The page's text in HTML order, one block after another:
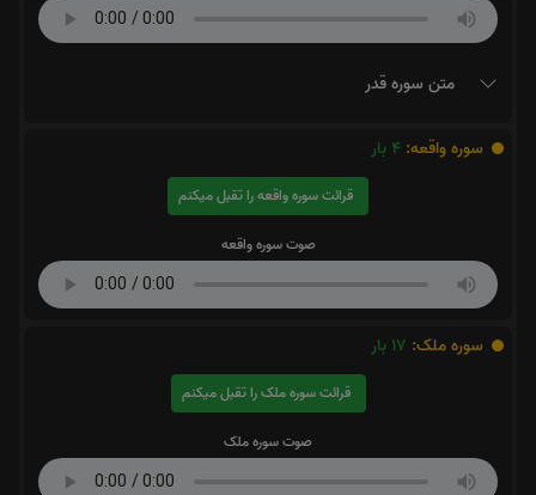
متن سوره قدر
سوره واقعه: 4 بار
قرائت سوره واقعه را تقبل میکنم
صوت سوره واقعه
سوره ملک: 17 بار
قرائت سوره ملک را تقبل میکنم
صوت سوره ملک